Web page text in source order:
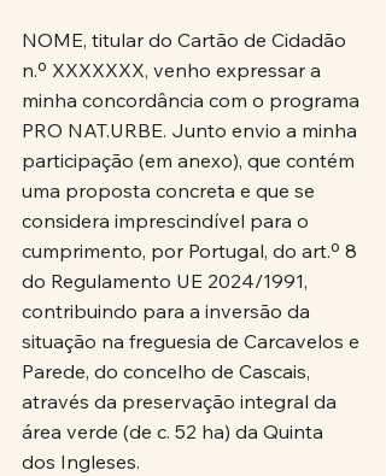
NOME, titular do Cartão de Cidadão
n.º XXXXXXX, venho expressar a
minha concordância com o programa
PRO NAT.URBE. Junto envio a minha
participação (em anexo), que contém
uma proposta concreta e que se
considera imprescindível para o
cumprimento, por Portugal, do art.º 8
do Regulamento UE 2024/1991,
contribuindo para a inversão da
situação na freguesia de Carcavelos e
Parede, do concelho de Cascais,
através da preservação integral da
área verde (de c. 52 ha) da Quinta
dos Ingleses.